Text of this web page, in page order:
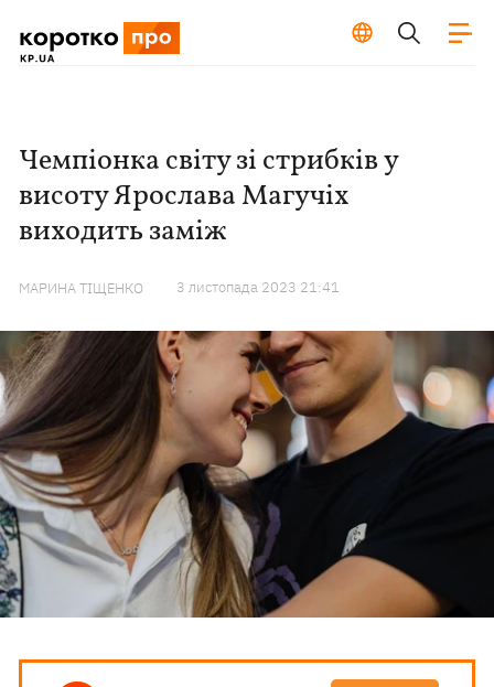
Чемпіонка світу зі стрибків у
висоту Ярослава Магучіх
виходить заміж
МАРИНА ТІЩЕНКО 3 листопада 2023 21:41